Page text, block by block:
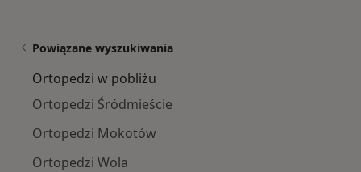
Powiązane wyszukiwania
Ortopedzi w pobliżu
Ortopedzi Śródmieście
Ortopedzi Mokotów
Ortopedzi Wola